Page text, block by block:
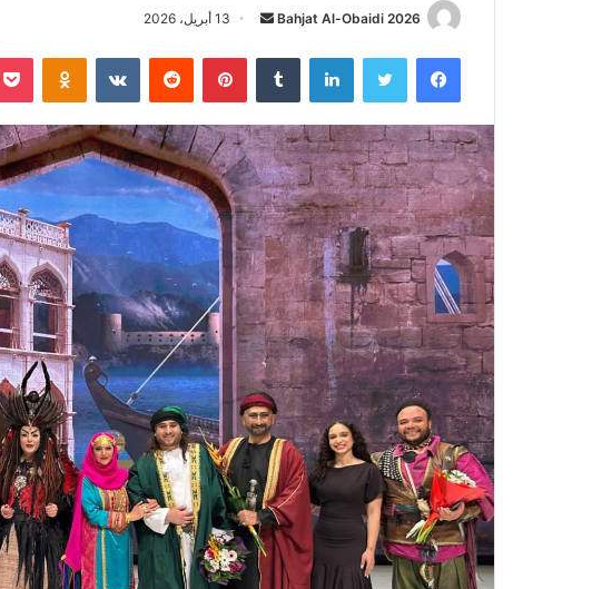
Bahjat Al-Obaidi 2026
أرسل
إلكترونيا
13 أبريل، 2026
فيسبوك تويتر لينكدإن بينتيريست